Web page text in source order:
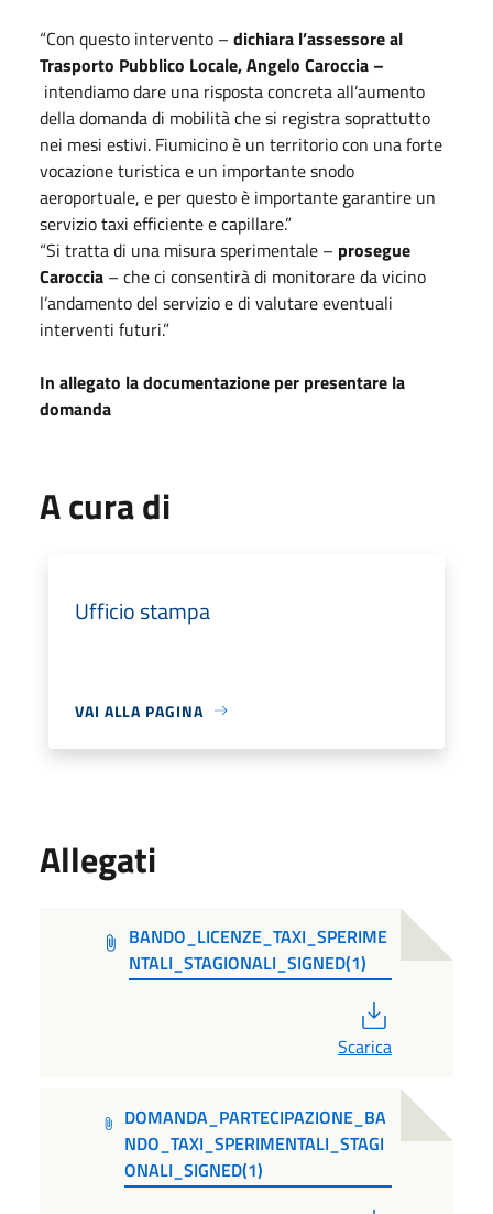
“Con questo intervento – dichiara l’assessore al
Trasporto Pubblico Locale, Angelo Caroccia –
intendiamo dare una risposta concreta all’aumento
della domanda di mobilità che si registra soprattutto
nei mesi estivi. Fiumicino è un territorio con una forte
vocazione turistica e un importante snodo
aeroportuale, e per questo è importante garantire un
servizio taxi efficiente e capillare.”
“Si tratta di una misura sperimentale – prosegue
Caroccia – che ci consentirà di monitorare da vicino
l’andamento del servizio e di valutare eventuali
interventi futuri.”
In allegato la documentazione per presentare la
domanda
A cura di
Ufficio stampa
VAI ALLA PAGINA
Allegati
BANDO_LICENZE_TAXI_SPERIME
NTALI_STAGIONALI_SIGNED(1)
Scarica
DOMANDA_PARTECIPAZIONE_BA
NDO_TAXI_SPERIMENTALI_STAGI
ONALI_SIGNED(1)